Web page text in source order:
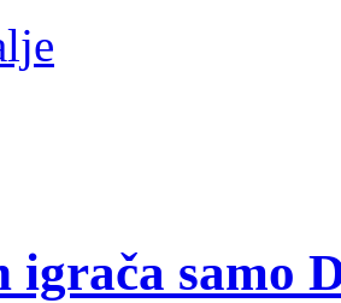
igrača samo